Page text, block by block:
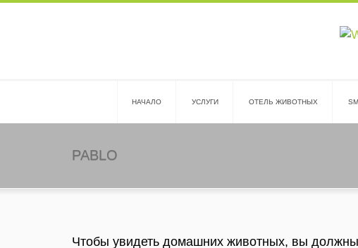
HАЧАЛО УСЛУГИ ОТЕЛЬ ЖИВОТНЫХ
PABLO
Чтобы увидеть домашних животных, вы должны